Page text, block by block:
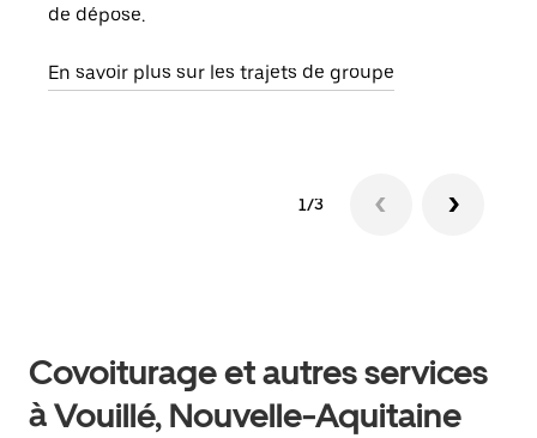
de dépose.
En savoir plus sur les trajets de groupe
1/3
Covoiturage et autres services
à Vouillé, Nouvelle-Aquitaine